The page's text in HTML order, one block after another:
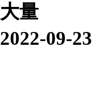
大量
2022-09-23